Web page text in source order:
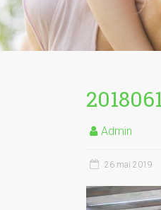
Admin
26 mai 2019